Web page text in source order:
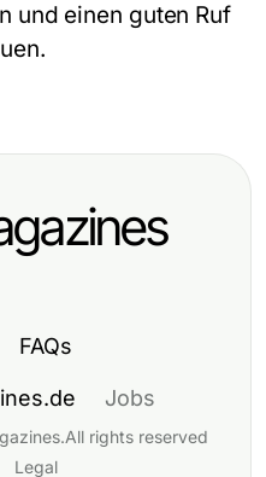
und einen guten Ruf
FAQs
Jobs
.All rights reserved
Legal